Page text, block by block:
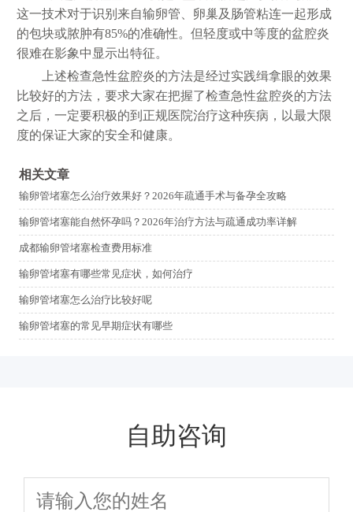
这一技术对于识别来自输卵管、卵巢及肠管粘连一起形成
的包块或脓肿有85%的准确性。但轻度或中等度的盆腔炎
很难在影象中显示出特征。
上述检查急性盆腔炎的方法是经过实践缉拿眼的效果
比较好的方法，要求大家在把握了检查急性盆腔炎的方法
之后，一定要积极的到正规医院治疗这种疾病，以最大限
度的保证大家的安全和健康。
相关文章
输卵管堵塞怎么治疗效果好？2026年疏通手术与备孕全攻略
输卵管堵塞能自然怀孕吗？2026年治疗方法与疏通成功率详解
成都输卵管堵塞检查费用标准
输卵管堵塞有哪些常见症状，如何治疗
输卵管堵塞怎么治疗比较好呢
输卵管堵塞的常见早期症状有哪些
自助咨询